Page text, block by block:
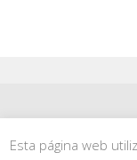
© Faragulla |
Esta página web